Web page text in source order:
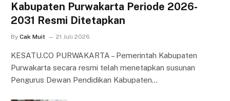
Kabupaten Purwakarta Periode 2026-
2031 Resmi Ditetapkan
By Cak Muit 21 Juli 2026
KESATU.CO PURWAKARTA – Pemerintah Kabupaten
Purwakarta secara resmi telah menetapkan susunan
Pengurus Dewan Pendidikan Kabupaten…